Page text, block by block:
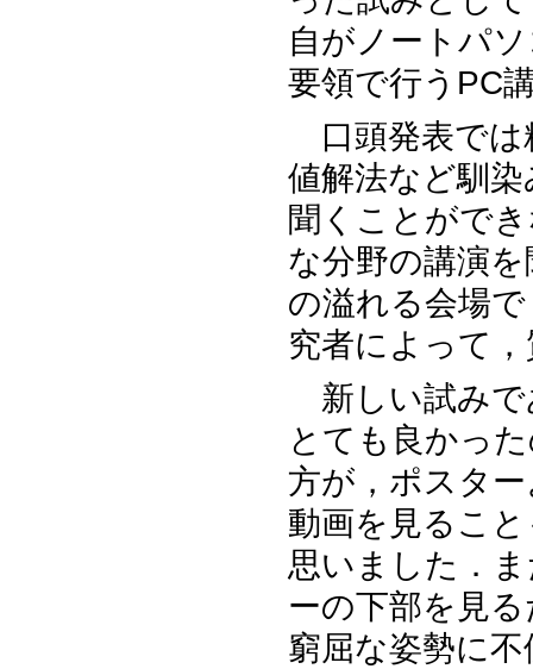
自がノートパ
要領で行うPC
口頭発表では
値解法など馴
聞くことがで
な分野の講演
の溢れる会場
究者によって
新しい試みで
とても良かっ
方が，ポスタ
動画を見るこ
思いました．
ーの下部を見
窮屈な姿勢に